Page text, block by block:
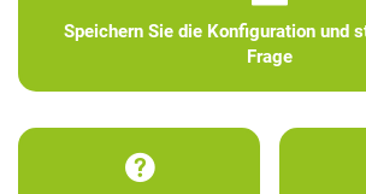
Speichern Sie die Konfiguration und
Frage